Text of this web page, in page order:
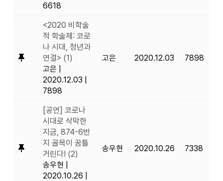
6618
<2020 비학술
적 학술제: 코로
나 시대, 청년과
연결> (1)
고은
2020.12.03
7898
고은 2020.12.03 7898
[공연] 코로나
시대로 삭막한
지금, 874-6번
지 골목이 꿈틀
거린다! (2)
송우현
2020.10.26
송우현 2020.10.26 7338